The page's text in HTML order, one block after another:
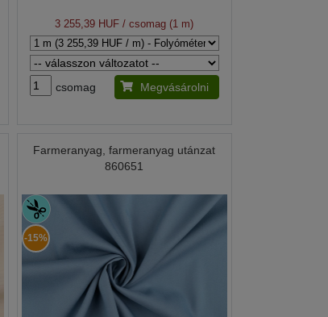
3 255,39 HUF / csomag (1 m)
csomag Megvásárolni
Farmeranyag, farmeranyag utánzat
860651
-15%